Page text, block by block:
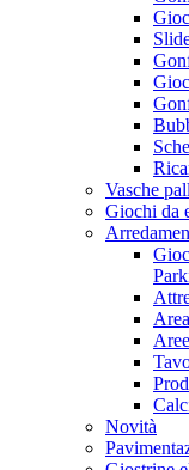
Vasche
Giochi da
Novità